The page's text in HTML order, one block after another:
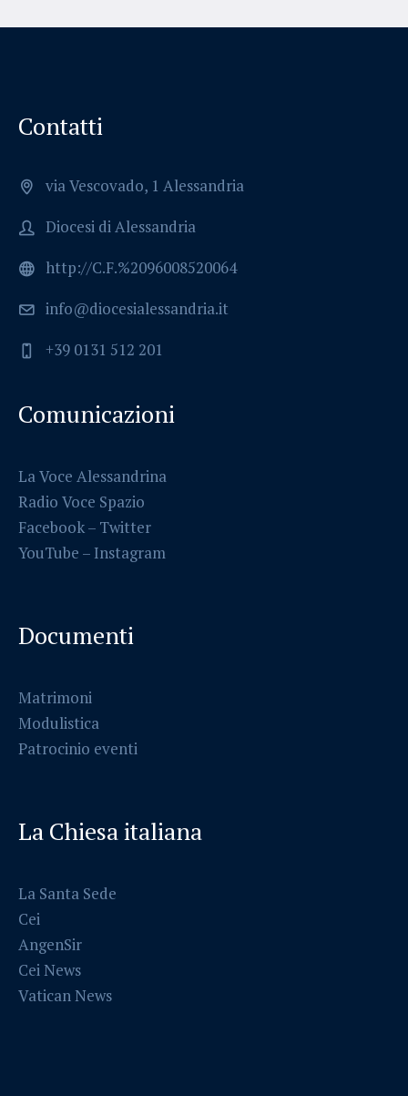
Contatti
via Vescovado, 1 Alessandria
Diocesi di Alessandria
http://C.F.%2096008520064
info@diocesialessandria.it
+39 0131 512 201
Comunicazioni
La Voce Alessandrina
Radio Voce Spazio
Facebook– Twitter
YouTube – Instagram
Documenti
Matrimoni
Modulistica
Patrocinio eventi
La Chiesa italiana
La Santa Sede
Cei
AngenSir
Cei News
Vatican News